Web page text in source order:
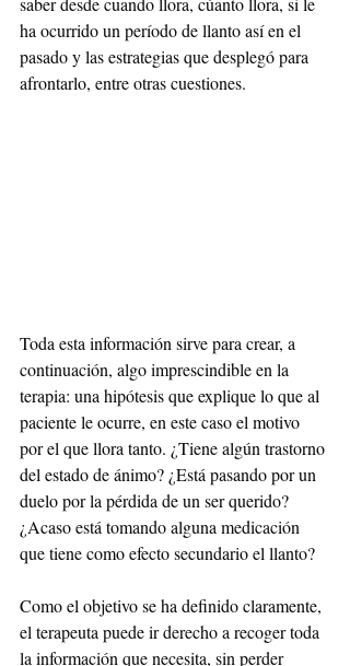
ha ocurrido un período de llanto así en el
pasado y las estrategias que desplegó para
afrontarlo, entre otras cuestiones.
Toda esta información sirve para crear, a
continuación, algo imprescindible en la
terapia: una hipótesis que explique lo que al
paciente le ocurre, en este caso el motivo
por el que llora tanto. ¿Tiene algún trastorno
del estado de ánimo? ¿Está pasando por un
duelo por la pérdida de un ser querido?
¿Acaso está tomando alguna medicación
que tiene como efecto secundario el llanto?
Como el objetivo se ha definido claramente,
el terapeuta puede ir derecho a recoger toda
la información que necesita, sin perder